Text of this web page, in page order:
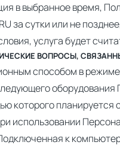
в выбранное время,
за сутки или не
услуга будет
ВОПРОСЫ,
способом в
которого
использовании
к